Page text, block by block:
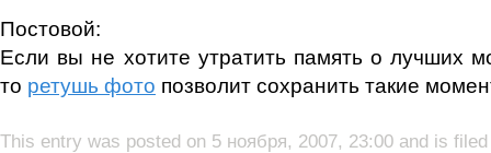
Постовой:
Если вы не хотите утратить память о лучших
то ретушь фото позволит сохранить такие
This entry was posted on 5 ноября, 2007, 23:00 and is